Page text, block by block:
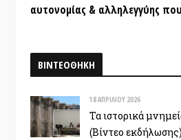
αυτονομίας & αλληλεγγύης
ΒΙΝΤΕΟΘΗΚΗ
18 ΑΠΡΙΛΊΟΥ 2026
Τα ιστορικά
(Βίντεο